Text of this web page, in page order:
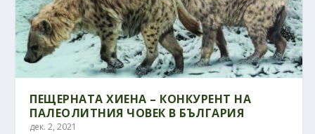
ПЕЩЕРНАТА ХИЕНА – КОНКУРЕНТ НА
ПАЛЕОЛИТНИЯ ЧОВЕК В БЪЛГАРИЯ
дек. 2, 2021